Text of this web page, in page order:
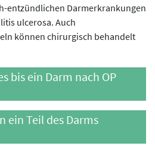
entzündlichen Darmerkrankungen
ulcerosa. Auch
können chirurgisch behandelt
bis ein Darm nach OP
ein Teil des Darms